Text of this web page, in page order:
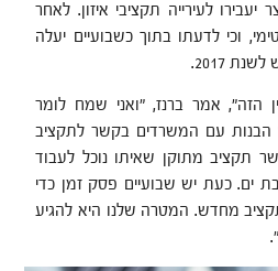
לעירייה תקציבי איזון. לאחר
וכי לדעתו בתוך כשבועיים יעלה
2017.
הזה", אמר ברנז, "ואני שמח לומר
עם המשרדים בקשר לתקציב
תקציב מתוקן שאיתו נוכל לעבוד
ים. כעת יש שבועיים פסק זמן כדי
מחדש. המטרה שלנו היא להגיע